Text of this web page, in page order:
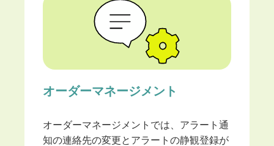
オーダーマネージメント
オーダーマネージメントでは、アラート通
知の連絡先の変更とアラートの静観登録が